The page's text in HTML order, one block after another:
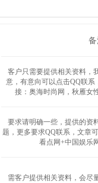
备
客户只需要提供相关资料，
意，有意向可以点击QQ联
接：奥海时尚网，秋雁女
要求请明确一些，提供的资
题，更多要求QQ联系，文章
看点网+中国娱乐
需客户提供相关资料，会尽